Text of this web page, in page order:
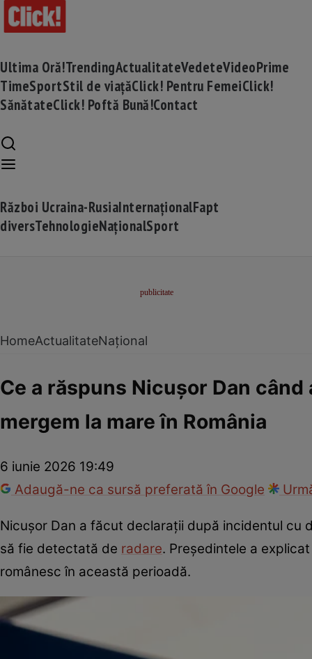
Ultima Oră!TrendingActualitateVedeteVideoPrime
TimeSportStil de viațăClick! Pentru FemeiClick!
SănătateClick! Poftă Bună!Contact
Război Ucraina-RusiaInternaționalFapt
diversTehnologieNaționalSport
HomeActualitateNațional
Ce a răspuns Nicușor Dan
mergem la mare în România
6 iunie 2026 19:49
Adaugă-ne ca sursă preferată în Google
Nicușor Dan a făcut declarații după incidentul cu
să fie detectată de radare. Președintele a
românesc în această perioadă.